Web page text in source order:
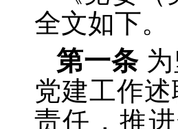
全文如下。
第一条
党建工作
责任，推